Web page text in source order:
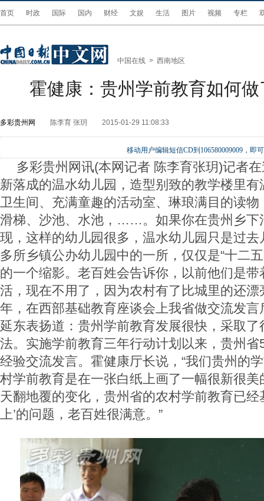
首页 时政 国际 国内 财经 文娱 生活 图片 视频 专栏
中国在线 > 西南地区
霍健康：贵州学前教育如何
多彩贵州网 陈李育 张玥 2015-01-29 11:08:33
移动用户编辑短信CD到106580009009，即
多彩贵州网讯(本网记者 陈李育张玥)记者
新落成的温水幼儿园，造型别致的教学楼里
卫生间、充满童趣的活动室、琳琅满目的读
滑梯、沙池、水池，……。如果你在贵州乡下
现，这样的幼儿园很多，温水幼儿园只是过
多所乡镇公办幼儿园中的一所，仅仅是“十二
的一个缩影。老百姓会告诉你，以前他们是
活，现在不用了，因为农村有了比城里的还漂
年，在西部基础教育座谈会上我省做交流发
延东表扬道：贵州学前教育发展很快，采取
法。实施学前教育三年行动计划以来，贵州
经验交流发言。霍健康厅长说，“我们贵州的
村学前教育是在一张白纸上画了一幅很新很
天翻地覆的变化，贵州省的农村学前教育已经
上’的问题，老百姓很满意。”